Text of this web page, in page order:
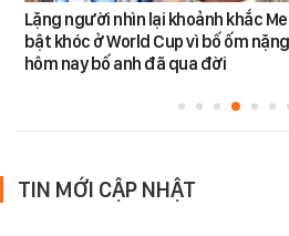
Lặng người nhìn lại khoảnh khắc
bật khóc ở World Cup vì bố ốm
hôm nay bố anh đã qua đời
TIN MỚI CẬP NHẬT